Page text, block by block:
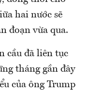
hai nước sẽ
đoạn vừa qua.
cầu đã liên tục
tháng gần đây
của ông Trump